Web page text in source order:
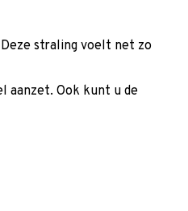
straling voelt net zo
aanzet. Ook kunt u de